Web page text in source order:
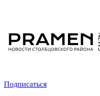
Подписаться